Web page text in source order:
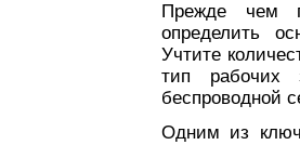
Прежде чем
определить
Учтите
тип рабочих
беспроводной
Одним из